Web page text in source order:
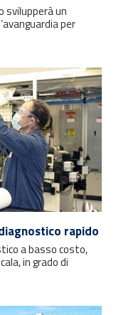
svilupperà un
per
rapido
a basso costo,
in grado di